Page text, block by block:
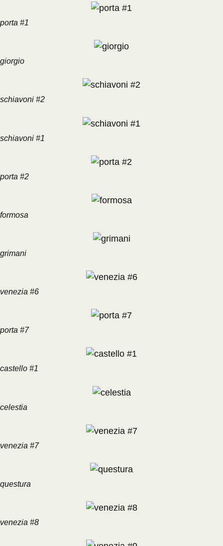
porta #1
giorgio
schiavoni #2
schiavoni #1
porta #2
formosa
grimani
venezia #6
porta #7
castello #1
celestia
venezia #7
questura
venezia #8